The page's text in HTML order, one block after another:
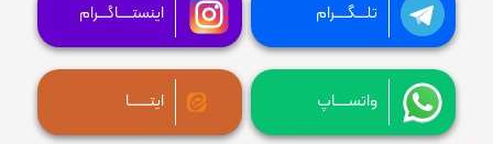
تلـــگــــرام اینستــــاگـــرام
واتســــاپ ایتــــــا